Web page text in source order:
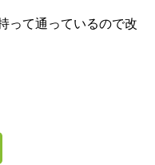
って通っているので改